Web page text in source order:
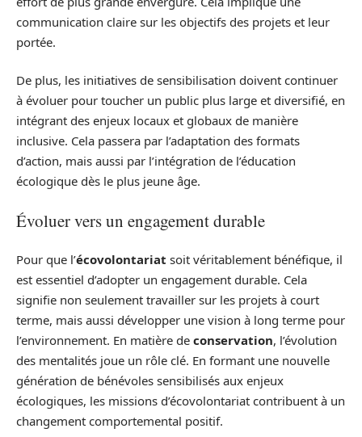
communication claire sur les objectifs des projets et leur
portée.
De plus, les initiatives de sensibilisation doivent continuer
à évoluer pour toucher un public plus large et diversifié, en
intégrant des enjeux locaux et globaux de manière
inclusive. Cela passera par l’adaptation des formats
d’action, mais aussi par l’intégration de l’éducation
écologique dès le plus jeune âge.
Évoluer vers un engagement durable
Pour que l’écovolontariat soit véritablement bénéfique, il
est essentiel d’adopter un engagement durable. Cela
signifie non seulement travailler sur les projets à court
terme, mais aussi développer une vision à long terme pour
l’environnement. En matière de conservation, l’évolution
des mentalités joue un rôle clé. En formant une nouvelle
génération de bénévoles sensibilisés aux enjeux
écologiques, les missions d’écovolontariat contribuent à un
changement comportemental positif.